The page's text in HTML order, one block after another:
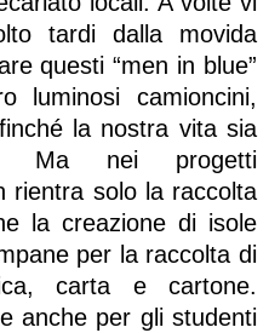
tardi dalla movida
questi “men in blue”
luminosi camioncini,
la nostra vita sia
Ma nei progetti
rientra solo la raccolta
la creazione di isole
per la raccolta di
carta e cartone.
anche per gli studenti